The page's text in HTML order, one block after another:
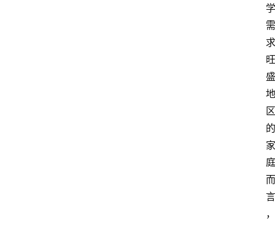
学
需
求
旺
盛
地
区
的
家
庭
而
言
，